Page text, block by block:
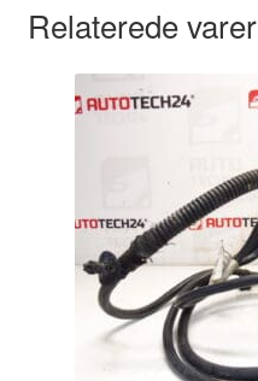
Relaterede varer